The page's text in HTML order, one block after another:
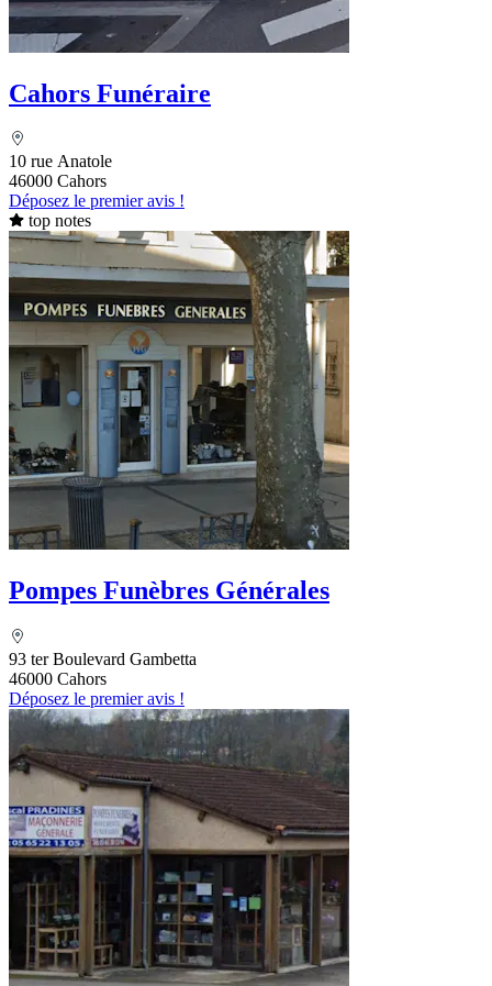
Cahors Funéraire
10 rue Anatole
46000 Cahors
Déposez le premier avis !
top notes
Pompes Funèbres Générales
93 ter Boulevard Gambetta
46000 Cahors
Déposez le premier avis !